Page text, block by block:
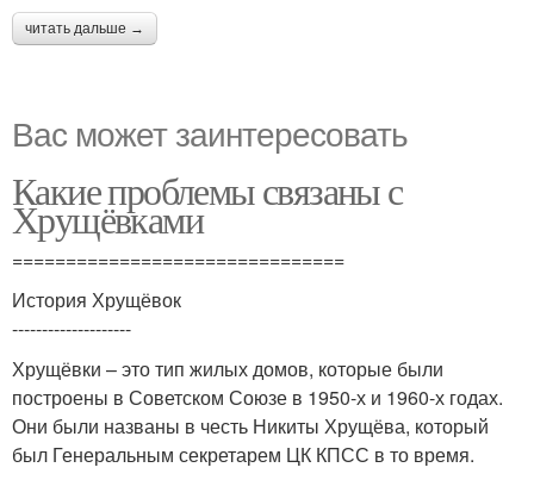
читать дальше →
Вас может заинтересовать
Какие проблемы связаны с
Хрущёвками
===============================
История Хрущёвок
--------------------
Хрущёвки – это тип жилых домов, которые были
построены в Советском Союзе в 1950-х и 1960-х годах.
Они были названы в честь Никиты Хрущёва, который
был Генеральным секретарем ЦК КПСС в то время.